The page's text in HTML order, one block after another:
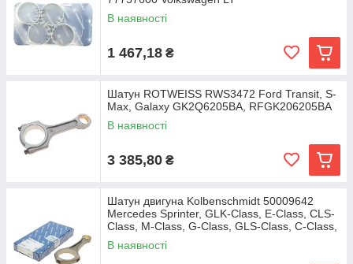
В наявності
1 467,18 ₴
Шатун ROTWEISS RWS3472 Ford Transit, S-
Max, Galaxy GK2Q6205BA, RFGK206205BA
В наявності
3 385,80 ₴
Шатун двигуна Kolbenschmidt 50009642
Mercedes Sprinter, GLK-Class, E-Class, CLS-
Class, M-Class, G-Class, GLS-Class, C-Class,
В наявності